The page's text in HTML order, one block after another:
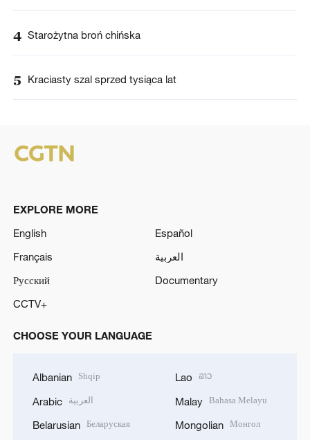
4 Starożytna broń chińska
5 Kraciasty szal sprzed tysiąca lat
EXPLORE MORE
English
Español
Français
العربية
Русский
Documentary
CCTV+
CHOOSE YOUR LANGUAGE
Albanian Shqip
Arabic العربية
Belarusian Беларуская
Lao ລາວ
Malay Bahasa Melayu
Mongolian Монгол